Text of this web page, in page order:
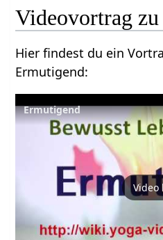
Hier findest du ein
Ermutigend‏‎:
Ermutigend
Video